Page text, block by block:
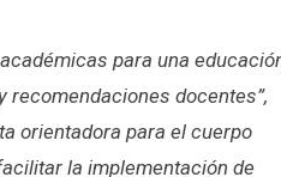
para una
docentes”,
orientadora para el cuerpo
la implementación de